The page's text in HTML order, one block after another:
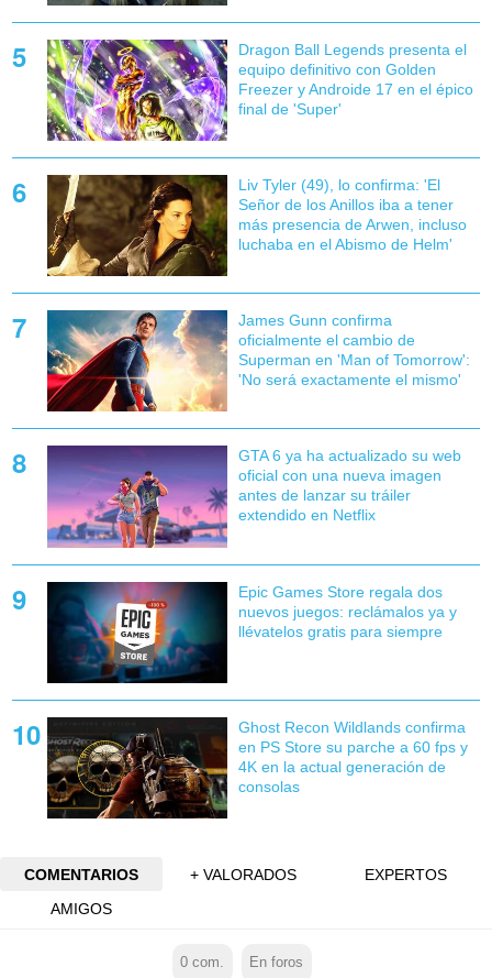
Dragon Ball Legends presenta el
equipo definitivo con Golden
Freezer y Androide 17 en el épico
final de 'Super'
Liv Tyler (49), lo confirma: 'El
Señor de los Anillos iba a tener
más presencia de Arwen, incluso
luchaba en el Abismo de Helm'
James Gunn confirma
oficialmente el cambio de
Superman en 'Man of Tomorrow':
'No será exactamente el mismo'
GTA 6 ya ha actualizado su web
oficial con una nueva imagen
antes de lanzar su tráiler
extendido en Netflix
Epic Games Store regala dos
nuevos juegos: reclámalos ya y
llévatelos gratis para siempre
Ghost Recon Wildlands confirma
en PS Store su parche a 60 fps y
4K en la actual generación de
consolas
COMENTARIOS + VALORADOS
EXPERTOS
AMIGOS
0 com. En foros